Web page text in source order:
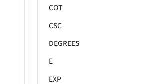
COT
CSC
DEGREES
E
EXP